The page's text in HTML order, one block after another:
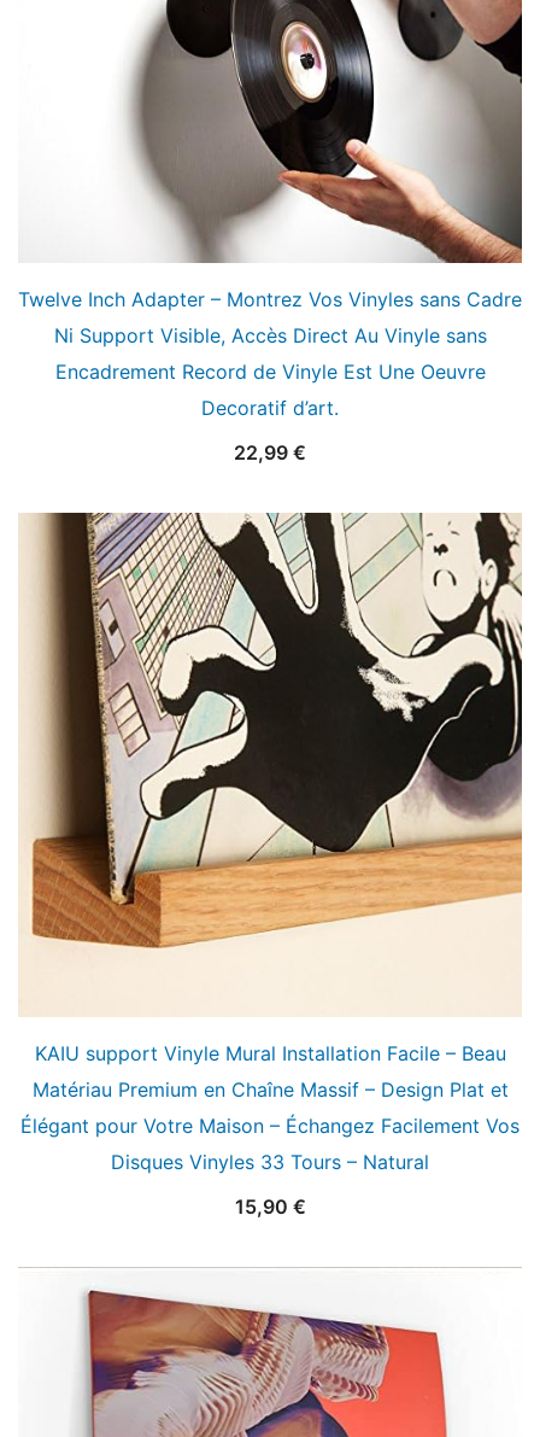
Twelve Inch Adapter – Montrez Vos Vinyles sans Cadre
Ni Support Visible, Accès Direct Au Vinyle sans
Encadrement Record de Vinyle Est Une Oeuvre
Decoratif d’art.
22,99 €
KAIU support Vinyle Mural Installation Facile – Beau
Matériau Premium en Chaîne Massif – Design Plat et
Élégant pour Votre Maison – Échangez Facilement Vos
Disques Vinyles 33 Tours – Natural
15,90 €